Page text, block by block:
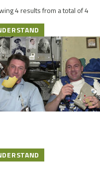
4 results from a total of 4